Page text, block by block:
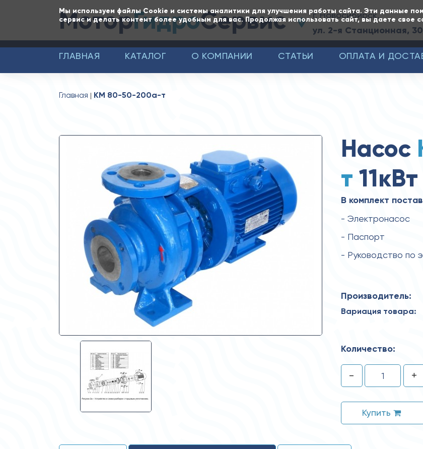
Мы используем файлы Cookie и системы аналитики для улучшения работы сайта. Эти данные
сервис и делать контент более удобным для вас. Продолжая использовать сайт, вы даете свое
МоторГидроСервис г. Новосибирск,
ул. 2-я Станционная,
ГЛАВНАЯ КАТАЛОГ О КОМПАНИИ СТАТЬИ ОПЛАТА И
Главная КМ 80-50-200а-т
Насос
т 11кВт
В комплект
- Электронасос
- Паспорт
- Руководство по
Производитель:
Вариация товара:
Количество:
- +
Купить